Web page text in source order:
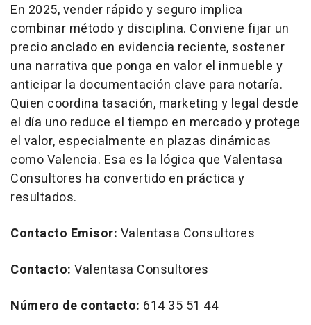
En 2025, vender rápido y seguro implica
combinar método y disciplina. Conviene fijar un
precio anclado en evidencia reciente, sostener
una narrativa que ponga en valor el inmueble y
anticipar la documentación clave para notaría.
Quien coordina tasación, marketing y legal desde
el día uno reduce el tiempo en mercado y protege
el valor, especialmente en plazas dinámicas
como Valencia. Esa es la lógica que Valentasa
Consultores ha convertido en práctica y
resultados.
Contacto Emisor: Valentasa Consultores
Contacto: Valentasa Consultores
Número de contacto: 614 35 51 44